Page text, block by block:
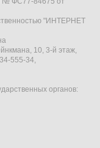
"ИНТЕРНЕТ
10, 3-й этаж,
555-34,
органов: